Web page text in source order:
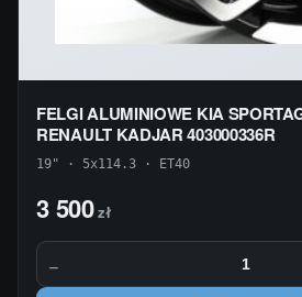
FELGI ALUMINIOWE KIA
RENAULT KADJAR 403000336R
19" · 5x114.3 · ET40
3 500zł
−